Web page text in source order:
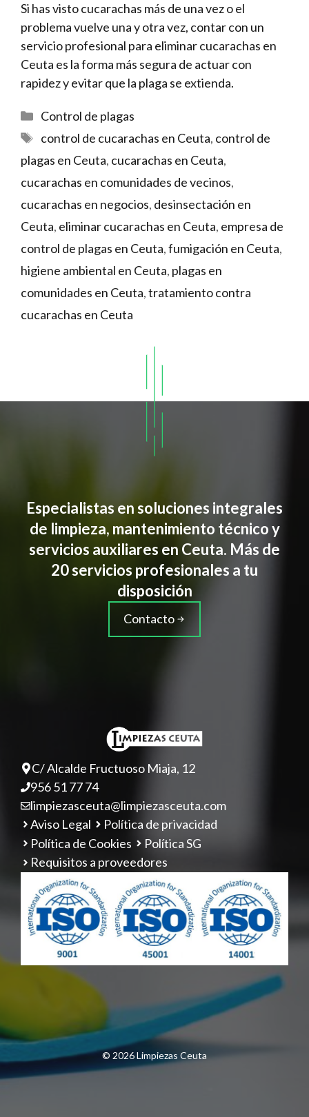
Si has visto cucarachas más de una vez o el
problema vuelve una y otra vez, contar con un
servicio profesional para eliminar cucarachas en
Ceuta es la forma más segura de actuar con
rapidez y evitar que la plaga se extienda.
Categorías
Control de plagas
Etiquetas
control de cucarachas en Ceuta, control de
plagas en Ceuta, cucarachas en Ceuta,
cucarachas en comunidades de vecinos,
cucarachas en negocios, desinsectación en
Ceuta, eliminar cucarachas en Ceuta, empresa de
control de plagas en Ceuta,fumigación en Ceuta,
higiene ambiental en Ceuta, plagas en
comunidades en Ceuta,tratamiento contra
cucarachas en Ceuta
Especialistas en soluciones integrales
de limpieza, mantenimiento técnico y
servicios auxiliares en Ceuta. Más de
20 servicios profesionales a tu
disposición
Contacto
C/ Alcalde Fructuoso Miaja, 12
956 51 77 74
limpiezasceuta@limpiezasceuta.com
Aviso Legal
Política de privacidad
Política de Cookies
Política SG
Requisitos a proveedores
© 2026 Limpiezas Ceuta